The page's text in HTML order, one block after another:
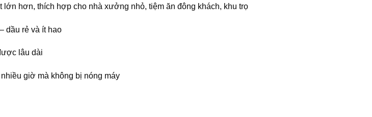
lớn hơn, thích hợp cho nhà xưởng nhỏ, tiệm ăn đông khách, khu trọ
dầu rẻ và ít hao
lâu dài
giờ mà không bị nóng máy